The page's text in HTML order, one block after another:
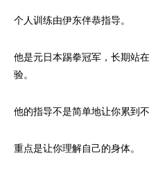
个人训练由伊东伴恭指导。
他是元日本踢拳冠军，长期站
验。
他的指导不是简单地让你累到不
重点是让你理解自己的身体。